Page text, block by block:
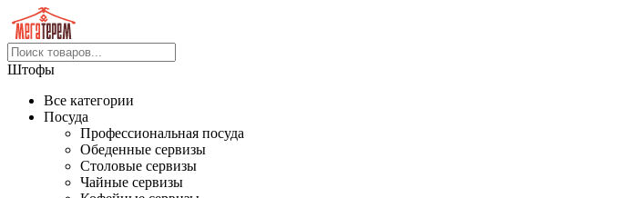
Штофы
Все категории
Посуда
Профессиональная посуда
Обеденные сервизы
Столовые сервизы
Чайные сервизы